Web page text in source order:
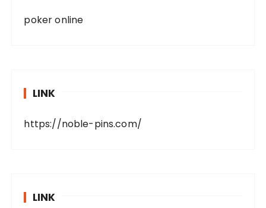
poker online
LINK
https://noble-pins.com/
LINK